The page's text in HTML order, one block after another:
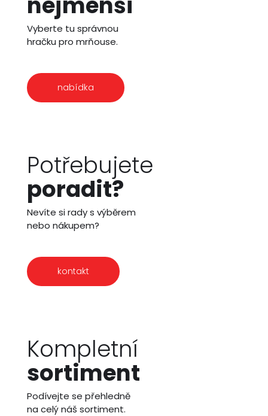
Vyberte tu správnou
hračku pro mrňouse.
nabídka
Potřebujete
poradit?
Nevíte si rady s výběrem
nebo nákupem?
kontakt
Kompletní
sortiment
Podívejte se přehledně
na celý náš sortiment.